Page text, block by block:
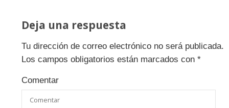
Deja una respuesta
Tu dirección de correo electrónico no será publicada.
Los campos obligatorios están marcados con *
Comentar